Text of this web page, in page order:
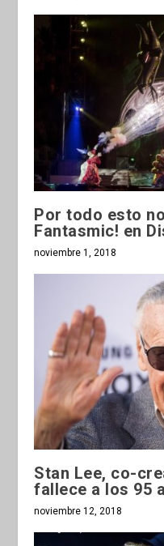
Por todo esto
Fantasmic! en
noviembre 1, 2018
Stan Lee, co-
fallece a los 95
noviembre 12, 2018